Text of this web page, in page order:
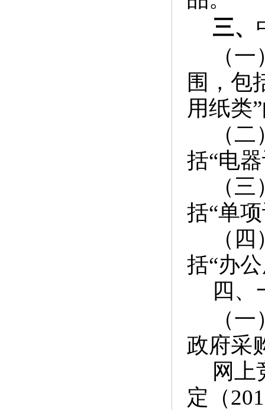
三、
（
围，包
用纸类
（
括“电
（
括“单
（
括“办
四、
（
政府采
网上
定（